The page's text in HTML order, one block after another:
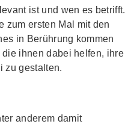
ist und wen es betrifft.
zum ersten Mal mit den
in Berührung kommen
ihnen dabei helfen, ihre
zu gestalten.
anderem damit